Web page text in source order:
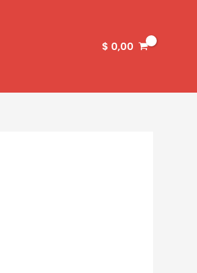
$ 0,00